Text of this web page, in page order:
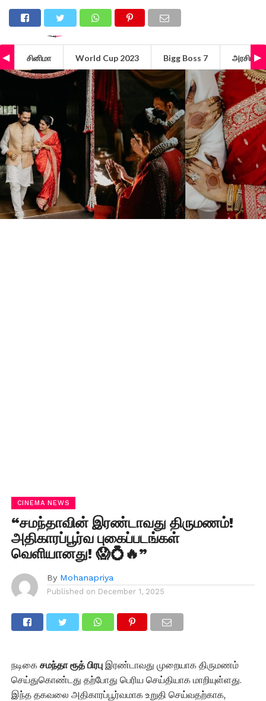
சினிமா World Cup 2023 Bigg Boss 7 அரசியல்
CINEMA NEWS
“சமந்தாவின் இரண்டாவது திருமணம்!
அதிகாரப்பூர்வ புகைப்படங்கள்
வெளியானது! 😱💍🔥”
By Mohanapriya
Published on December 1, 2025
நடிகை சமந்தா ரூத் பிரபுஇரண்டாவது முறையாக திருமணம்
செய்துகொண்டது தற்போது பெரிய செய்தியாக மாறியுள்ளது.
இந்த தகவலை அதிகாரப்பூர்வமாக உறுதி செய்வதற்காக,